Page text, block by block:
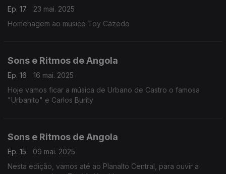
Ep. 17
23 mai. 2025
Homenagem ao musico Toy Cazedo
Sons e Ritmos de Angola
Ep. 16
16 mai. 2025
Hoje vamos ficar a música de Urbano de Castro o famosa
"Urbanito" e Carlos Burity
Sons e Ritmos de Angola
Ep. 15
09 mai. 2025
Nesta edição, vamos até ao Planalto Central, para ouvir a